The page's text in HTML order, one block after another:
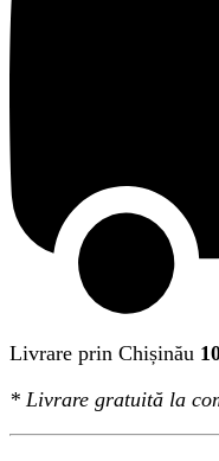
Livrare prin Chișinău
* Livrare gratuită la